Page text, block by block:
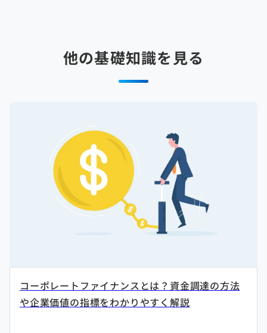
他の基礎知識を見る
コーポレートファイナンスとは？資金調達の方法
や企業価値の指標をわかりやすく解説